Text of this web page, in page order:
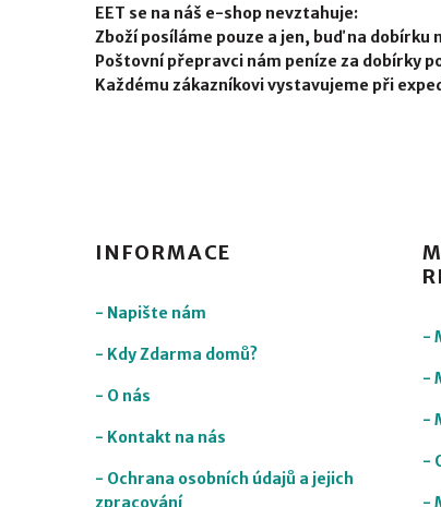
EET se na náš e-shop nevztahuje:
Zboží posíláme pouze a jen, buď na dobírku
Poštovní přepravci nám peníze za dobírky
Každému zákazníkovi vystavujeme při
INFORMACE
- Napište nám
- Kdy Zdarma domů?
- O nás
- Kontakt na nás
- Ochrana osobních údajů a jejich
zpracování
-
-
-
-
-